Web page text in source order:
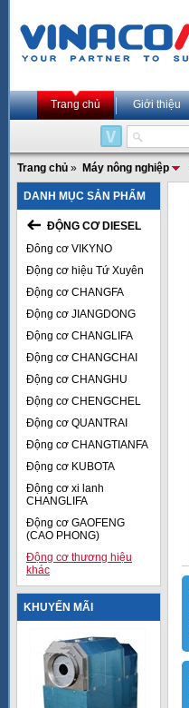
Trang chủ Giới thiệu
Trang chủ » Máy nông nghiệp
DANH MỤC SẢN PHẨM
ĐỘNG CƠ DIESEL
Đông cơ VIKYNO
Động cơ hiệu Tứ Xuyên
Động cơ CHANGFA
Động cơ JIANGDONG
Động cơ CHANGLIFA
Động cơ CHANGCHAI
Động cơ CHANGHU
Động cơ CHENGCHEL
Động cơ QUANTRAI
Động cơ CHANGTIANFA
Động cơ KUBOTA
Động cơ xi lanh
CHANGLIFA
Động cơ GAOFENG
(CAO PHONG)
Động cơ thương hiệu
khác
KHUYẾN MÃI